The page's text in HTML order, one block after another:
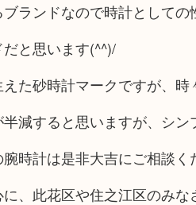
ランドなので時計としての
と思います(^^)/
た砂時計マークですが、
減すると思いますが、シ
時計は是非大吉にご相談く
、此花区や住之江区のみ